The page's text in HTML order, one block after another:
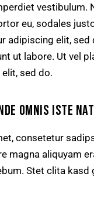
vestibulum.
eu, sodales
adipiscing elit,
ut labore. Ut vel
sed do.
OMNIS ISTE
consetetur
magna aliquyam
Stet clita